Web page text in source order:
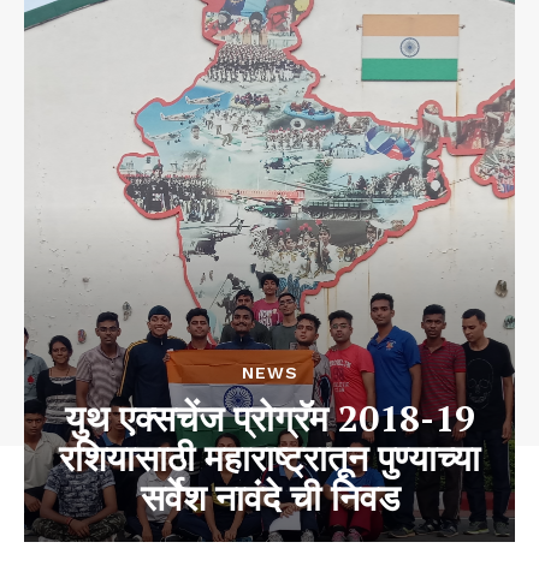
NEWS
युथ एक्सचेंज प्रोग्रॅम 2018-19
रशियासाठी महाराष्ट्रातून पुण्याच्या
सर्वेश नावंदे ची निवड